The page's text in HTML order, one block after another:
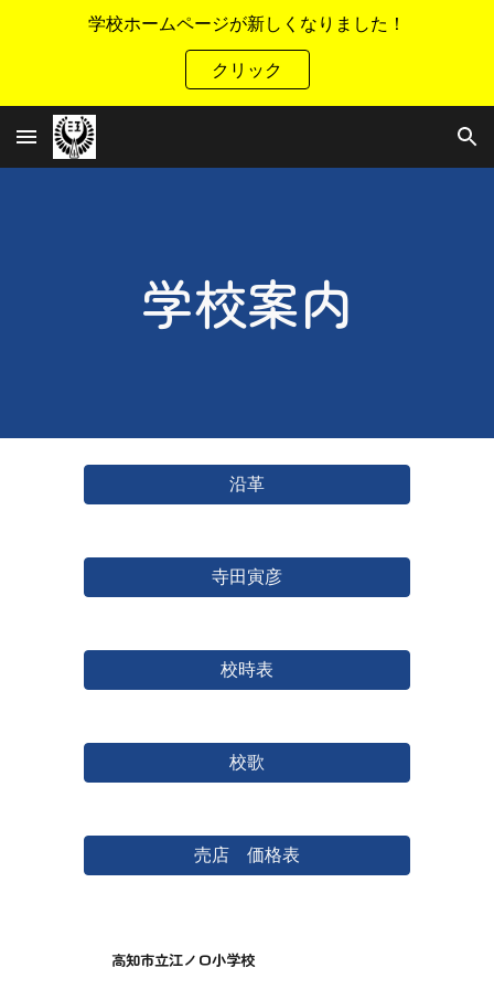
学校ホームページが新しくなりました！
クリック
学校案内
沿革
寺田寅彦
校時表
校歌
売店 価格表
高知市立江ノ口小学校